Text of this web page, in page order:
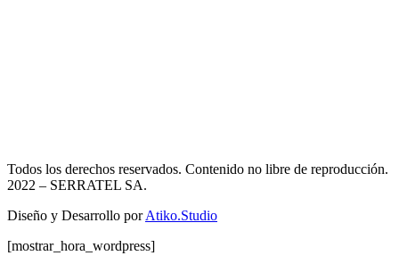
Todos los derechos reservados. Contenido no libre de reproducción.
2022 – SERRATEL SA.
Diseño y Desarrollo porAtiko.Studio
[mostrar_hora_wordpress]